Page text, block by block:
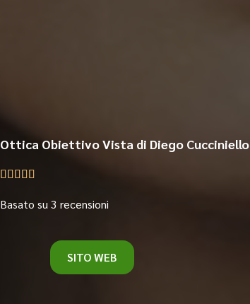
Ottica Obiettivo Vista di Diego Cucciniello
    
Basato su 3 recensioni
SITO WEB